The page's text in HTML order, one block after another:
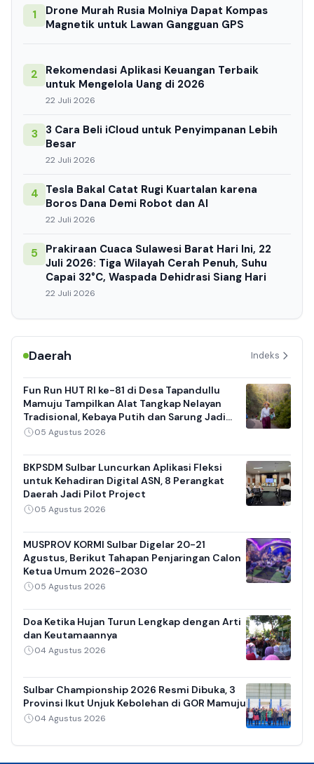
1
Drone Murah Rusia Molniya Dapat Kompas
Magnetik untuk Lawan Gangguan GPS
2
Rekomendasi Aplikasi Keuangan Terbaik
untuk Mengelola Uang di 2026
22 Juli 2026
3
3 Cara Beli iCloud untuk Penyimpanan Lebih
Besar
22 Juli 2026
4 Tesla Bakal Catat Rugi Kuartalan karena
Boros Dana Demi Robot dan AI
22 Juli 2026
5
Prakiraan Cuaca Sulawesi Barat Hari Ini, 22
Juli 2026: Tiga Wilayah Cerah Penuh, Suhu
Capai 32°C, Waspada Dehidrasi Siang Hari
22 Juli 2026
Daerah Indeks
Fun Run HUT RI ke-81 di Desa Tapandullu
Mamuju Tampilkan Alat Tangkap Nelayan
Tradisional, Kebaya Putih dan Sarung Jadi
Daya Tarik
05 Agustus 2026
BKPSDM Sulbar Luncurkan Aplikasi Fleksi
untuk Kehadiran Digital ASN, 8 Perangkat
Daerah Jadi Pilot Project
05 Agustus 2026
MUSPROV KORMI Sulbar Digelar 20-21
Agustus, Berikut Tahapan Penjaringan Calon
Ketua Umum 2026-2030
05 Agustus 2026
Doa Ketika Hujan Turun Lengkap dengan Arti
dan Keutamaannya
04 Agustus 2026
Sulbar Championship 2026 Resmi Dibuka, 3
Provinsi Ikut Unjuk Kebolehan di GOR Mamuju
04 Agustus 2026